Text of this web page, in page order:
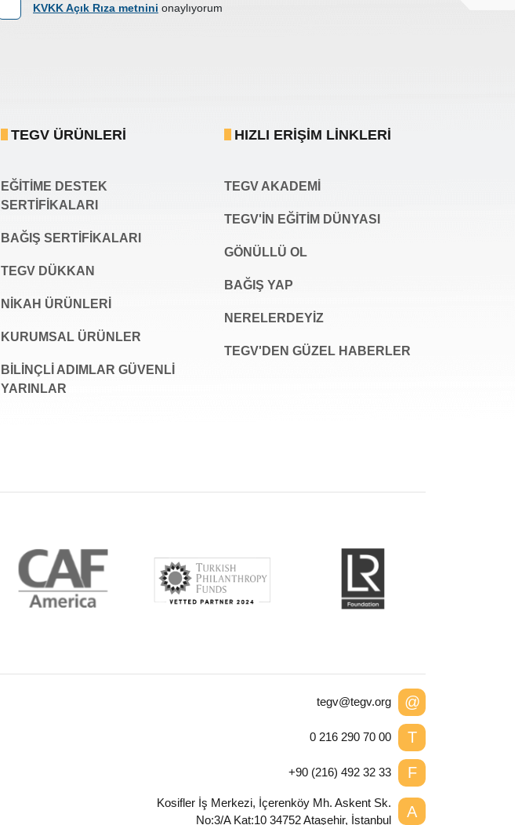
KVKK Açık Rıza metnini onaylıyorum
TEGV ÜRÜNLERI
EĞİTİME DESTEK
SERTİFİKALARI
BAĞIŞ SERTIFIKALARI
TEGV DÜKKAN
NİKAH ÜRÜNLERİ
KURUMSAL ÜRÜNLER
BILINÇLI ADIMLAR GÜVENLI
YARINLAR
HIZLI ERIŞIM LINKLERI
TEGV AKADEMI
TEGV'İN EĞİTİM DÜNYASI
GÖNÜLLÜ OL
BAĞIŞ YAP
NERELERDEYİZ
TEGV'DEN GÜZEL HABERLER
tegv@tegv.org @
0 216 290 70 00 T
+90 (216) 492 32 33 F
Kosifler İş Merkezi, İçerenköy Mh. Askent Sk.
No:3/A Kat:10 34752 Ataşehir, İstanbul
A